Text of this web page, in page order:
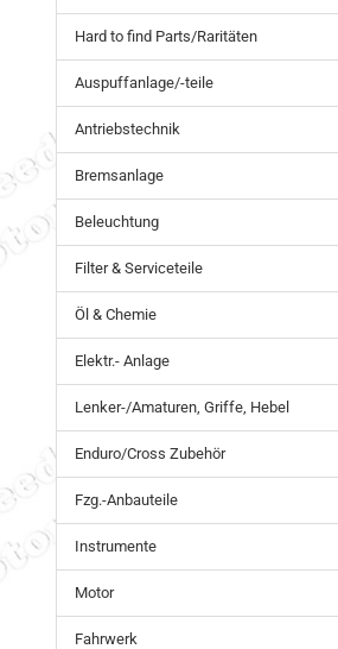
Hard to find Parts/Raritäten
Auspuffanlage/-teile
Antriebstechnik
Bremsanlage
Beleuchtung
Filter & Serviceteile
Öl & Chemie
Elektr.- Anlage
Lenker-/Amaturen, Griffe, Hebel
Enduro/Cross Zubehör
Fzg.-Anbauteile
Instrumente
Motor
Fahrwerk